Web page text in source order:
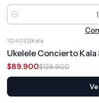
Cantidad
1124032|Kala
Ukelele Concierto
$89.900$129.900